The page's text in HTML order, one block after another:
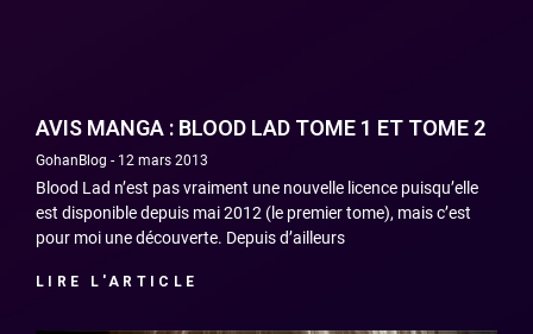
AVIS MANGA : BLOOD LAD TOME 1 ET TOME 2
GohanBlog 12 mars 2013
Blood Lad n’est pas vraiment une nouvelle licence puisqu’elle
est disponible depuis mai 2012 (le premier tome), mais c’est
pour moi une découverte. Depuis d’ailleurs
LIRE L'ARTICLE